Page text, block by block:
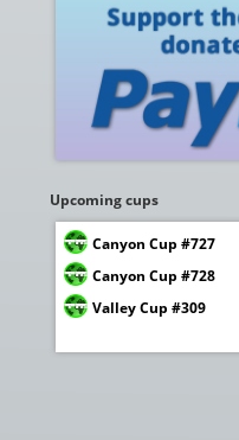
Upcoming cups
Canyon Cup #727
Canyon Cup #728
Valley Cup #309